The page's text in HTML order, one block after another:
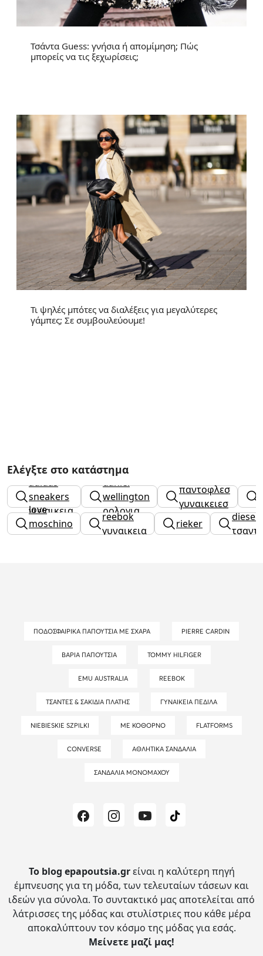
Τσάντα Guess: γνήσια ή απομίμηση; Πώς
μπορείς να τις ξεχωρίσεις;
Τι ψηλές μπότες να διαλέξεις για μεγαλύτερες
γάμπες; Σε συμβουλεύουμε!
Ελέγξτε στο κατάστημα
adidas
sneakers
γυναικεια
daniel
wellington
ρολογια
παντοφλεσ
γυναικειεσ
love
moschino
τσαντεσ
reebok
γυναικεια
rieker
diesel
ΠΟΔΟΣΦΑΙΡΙΚΆ ΠΑΠΟΎΤΣΙΑ ΜΕ ΣΧΆΡΑ PIERRE CARDIN
ΒΑΡΙΆ ΠΑΠΟΎΤΣΙΑ TOMMY HILFIGER
EMU AUSTRALIA REEBOK
ΤΣΆΝΤΕΣ & ΣΑΚΊΔΙΑ ΠΛΆΤΗΣ ΓΥΝΑΙΚΕΊΑ ΠΈΔΙΛΑ
NIEBIESKIE SZPILKI ΜΕ ΚΌΘΟΡΝΟ FLATFORMS
CONVERSE ΑΘΛΗΤΙΚΆ ΣΑΝΔΆΛΙΑ
ΣΑΝΔΆΛΙΑ ΜΟΝΟΜΆΧΟΥ
Το blog epapoutsia.grείναι η καλύτερη πηγή
έμπνευσης για τη μόδα, των τελευταίων τάσεων και
ιδεών για σύνολα. Το συντακτικό μας αποτελείται από
λάτρισσες της μόδας και στυλίστριες που κάθε μέρα
αποκαλύπτουν τον κόσμο της μόδας για εσάς.
Μείνετε μαζί μας!